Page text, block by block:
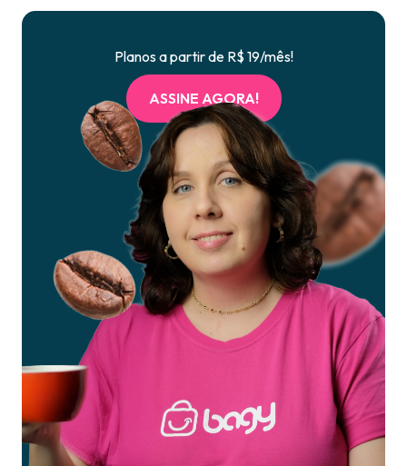
Planos a partir de R$ 19/mês!
ASSINE AGORA!